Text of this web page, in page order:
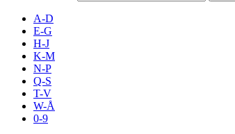
A-D
E-G
H-J
K-M
N-P
Q-S
T-V
W-Å
0-9